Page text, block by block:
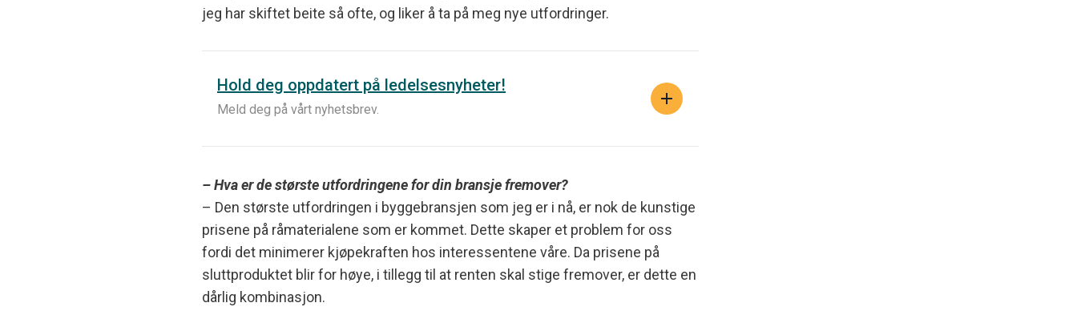
jeg har skiftet beite så ofte, og liker å ta på meg nye utfordringer.
Hold deg oppdatert på ledelsesnyheter!
Meld deg på vårt nyhetsbrev.
– Hva er de største utfordringene for din bransje fremover?
– Den største utfordringen i byggebransjen som jeg er i nå, er nok de kunstige
prisene på råmaterialene som er kommet. Dette skaper et problem for oss
fordi det minimerer kjøpekraften hos interessentene våre. Da prisene på
sluttproduktet blir for høye, i tillegg til at renten skal stige fremover, er dette en
dårlig kombinasjon.